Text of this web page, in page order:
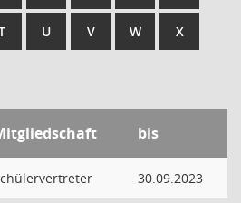
U V W X
bis
30.09.2023